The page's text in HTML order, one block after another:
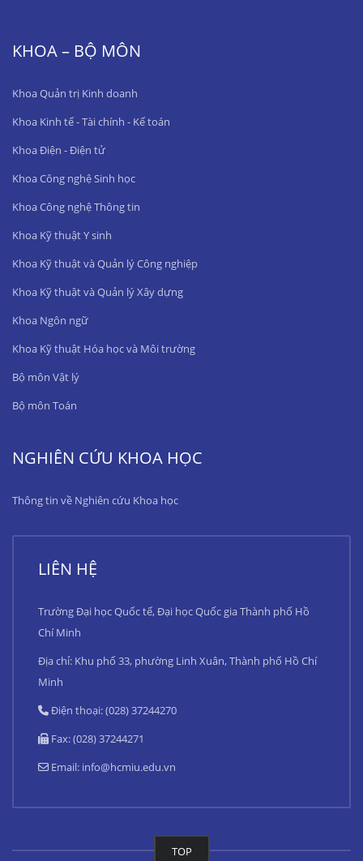
KHOA – BỘ MÔN
Khoa Quản trị Kinh doanh
Khoa Kinh tế - Tài chính - Kế toán
Khoa Điện - Điện tử
Khoa Công nghệ Sinh học
Khoa Công nghệ Thông tin
Khoa Kỹ thuật Y sinh
Khoa Kỹ thuật và Quản lý Công nghiệp
Khoa Kỹ thuật và Quản lý Xây dựng
Khoa Ngôn ngữ
Khoa Kỹ thuật Hóa học và Môi trường
Bộ môn Vật lý
Bộ môn Toán
NGHIÊN CỨU KHOA HỌC
Thông tin về Nghiên cứu Khoa học
LIÊN HỆ
Trường Đại học Quốc tế, Đại học Quốc gia Thành phố Hồ
Chí Minh
Địa chỉ: Khu phố 33, phường Linh Xuân, Thành phố Hồ Chí
Minh
Điện thoại: (028) 37244270
Fax: (028) 37244271
Email: info@hcmiu.edu.vn
TOP